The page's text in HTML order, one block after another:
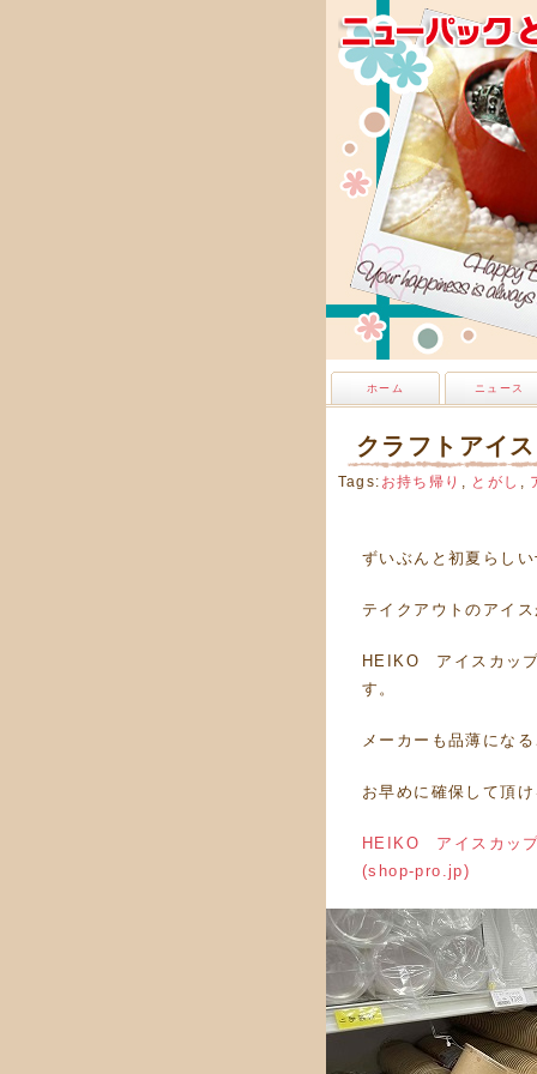
ホーム ニュース
クラフトアイ
Tags: お持ち帰り , とがし ,
ずいぶんと初夏らし
テイクアウトのアイ
HEIKO アイスカッ
す。
メーカーも品薄にな
お早めに確保して頂
HEIKO アイスカッ
(shop-pro.jp)